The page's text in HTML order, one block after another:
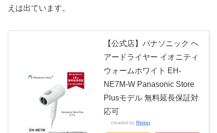
えは出ています。
【公式店】パナソニック ヘ
アードライヤー イオニティ
ウォームホワイト EH-
NE7M-W Panasonic Store
Plusモデル 無料延長保証対
応可
created by Rinker